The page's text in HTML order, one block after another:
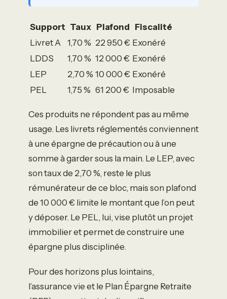
Support Taux Plafond Fiscalité
Livret A
1,70 % 22 950 € Exonéré
LDDS
1,70 % 12 000 € Exonéré
LEP
2,70 % 10 000 € Exonéré
PEL
1,75 % 61 200 € Imposable
Ces produits ne répondent pas au même
usage. Les livrets réglementés conviennent
à une épargne de précaution ou à une
somme à garder sous la main. Le LEP, avec
son taux de 2,70 %, reste le plus
rémunérateur de ce bloc, mais son plafond
de 10 000 € limite le montant que l’on peut
y déposer. Le PEL, lui, vise plutôt un projet
immobilier et permet de construire une
épargne plus disciplinée.
Pour des horizons plus lointains,
l’assurance vie et le Plan Épargne Retraite